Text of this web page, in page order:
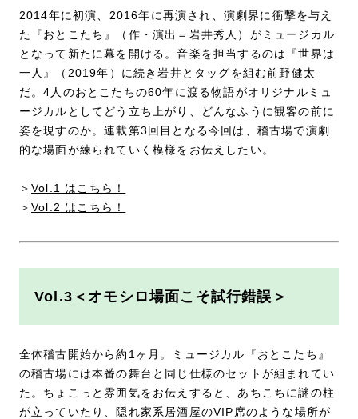
2014年に初演、2016年に再演され、演劇界に衝撃を与え
た『おとこたち』（作・演出＝岩井秀人）がミュージカル
となって新たに幕を開ける。音楽を担当するのは『世界は
一人』（2019年）に続き岩井とタッグを組む前野健太
だ。4人のおとこたちの60年に渡る物語がオリジナルミュ
ージカルとしてどう立ち上がり、どんなふうに観客の前に
姿を現すのか。連載第3回目となる今回は、稽古場で演劇
的な場面が練られていく模様をお伝えしたい。
＞Vol.1 はこちら！
＞Vol.2 はこちら！
Vol.3＜オモシロ場面こそ試行錯誤＞
全体稽古開始から約1ヶ月。ミュージカル『おとこたち』
の稽古場には本番の舞台と同じ仕様のセットが組まれてい
た。ちょこっと雰囲気をお伝えすると、あちこちに謎の柱
が立っていたり、隠れ家系居酒屋のVIP席のような場所が